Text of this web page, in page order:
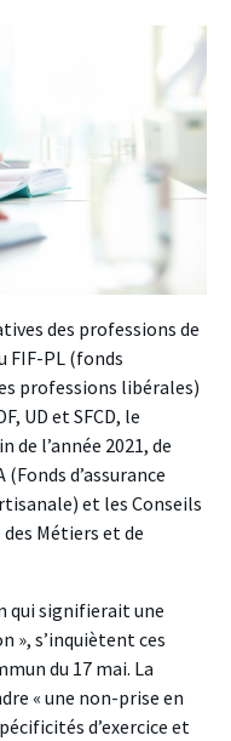
des professions de
FIF-PL (fonds
professions libérales)
UD et SFCD, le
l’année 2021, de
d’assurance
et les Conseils
Métiers et de
qui signifierait une
», s’inquiètent ces
du 17 mai. La
« une non-prise en
d’exercice et